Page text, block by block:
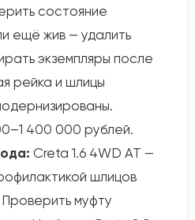
состояние
ещё жив — удалить
экземпляры после
рейка и шлицы
400 000 рублей.
Creta 1.6 4WD AT —
шлицов
муфту